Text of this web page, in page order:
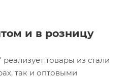
и в розницу
товары из стали
так и оптовыми